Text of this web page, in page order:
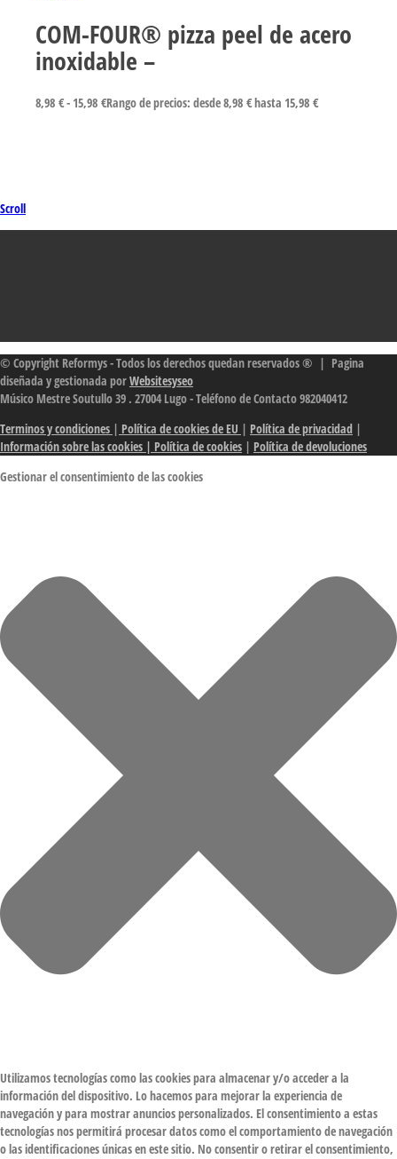
COM-FOUR® pizza peel de acero
inoxidable –
8,98 €- 15,98 €Rango de precios: desde 8,98 € hasta 15,98 €
Scroll
© Copyright Reformys - Todos los derechos quedan reservados ® | Pagina
diseñada y gestionada porWebsitesyseo
Músico Mestre Soutullo 39 . 27004 Lugo - Teléfono de Contacto 982040412
Terminos y condiciones | Política de cookies de EU | Política de privacidad |
Información sobre las cookies | Política de cookies | Política de devoluciones
Gestionar el consentimiento de las cookies
Utilizamos tecnologías como las cookies para almacenar y/o acceder a la
información del dispositivo. Lo hacemos para mejorar la experiencia de
navegación y para mostrar anuncios personalizados. El consentimiento a estas
tecnologías nos permitirá procesar datos como el comportamiento de navegación
o las identificaciones únicas en este sitio. No consentir o retirar el consentimiento,